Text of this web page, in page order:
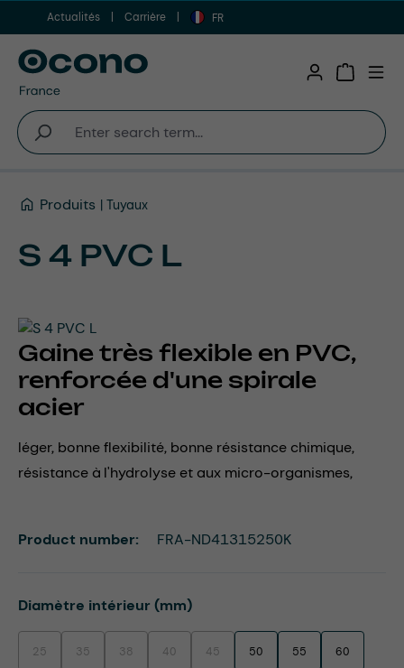
Aller au contenu principal
Actualités Carrière FR
Produits Tuyaux
S 4 PVC L
Gaine très flexible en PVC,
renforcée d'une spirale
acier
léger, bonne flexibilité, bonne résistance chimique,
résistance à l'hydrolyse et aux micro-organismes,
Select
Diamètre intérieur (mm)
25(This option is currently unavailable.)
35(This option is currently unavailable.)
38(This option is currently unavailable.)
40(This option is currently unavailable.)
45(This option is currently unavailable.)
50 55 60
Product number: FRA-ND41315250K